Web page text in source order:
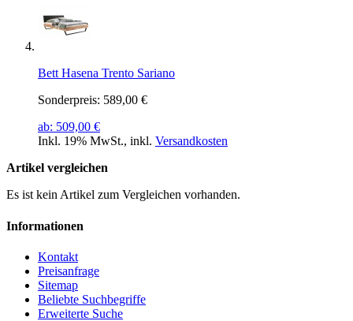
Bett Hasena Trento Sariano
Sonderpreis: 589,00 €
ab: 509,00 €
Inkl. 19% MwSt., inkl. Versandkosten
Artikel vergleichen
Es ist kein Artikel zum Vergleichen vorhanden.
Informationen
Kontakt
Preisanfrage
Sitemap
Beliebte Suchbegriffe
Erweiterte Suche